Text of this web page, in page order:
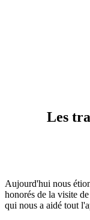
Les
Aujourd'hui nous
honorés de la visite
qui nous a aidé tout